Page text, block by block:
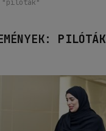
"pilóták"
PILÓTÁK